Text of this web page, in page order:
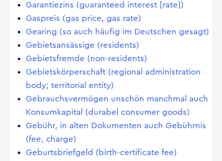
Garantiezins (guaranteed interest [rate])
Gaspreis (gas price, gas rate)
Gearing (so auch häufig im Deutschen gesagt)
Gebietsansässige (residents)
Gebietsfremde (non-residents)
Gebietskörperschaft (regional administration
body; territorial entity)
Gebrauchsvermögen unschön manchmal auch
Konsumkapital (durabel consumer goods)
Gebühr, in alten Dokumenten auch Gebührnis
(fee, charge)
Geburtsbriefgeld (birth-certificate fee)